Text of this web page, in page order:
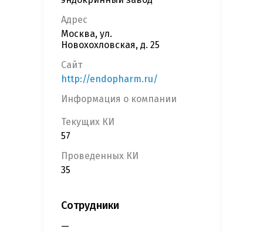
Адрес
Москва, ул.
Новохохловская, д. 25
Сайт
http://endopharm.ru/
Информация о компании
Текущих КИ
57
Проведенных КИ
35
Сотрудники
—